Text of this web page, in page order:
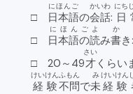
□ 日本語
にほんご
の会話
かいわ
: 日
にち
□ 日本語の
にほんご
読
よ
み書
か
き:
□ 20～49才
さい
くらい
経験
けいけん
不問
ふもん
で未
み
経験
けいけん